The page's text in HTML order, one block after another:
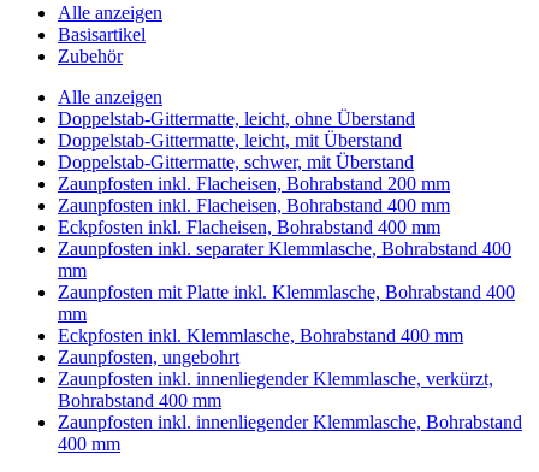
Alle anzeigen
Basisartikel
Zubehör
Alle anzeigen
Doppelstab-Gittermatte, leicht, ohne Überstand
Doppelstab-Gittermatte, leicht, mit Überstand
Doppelstab-Gittermatte, schwer, mit Überstand
Zaunpfosten inkl. Flacheisen, Bohrabstand 200 mm
Zaunpfosten inkl. Flacheisen, Bohrabstand 400 mm
Eckpfosten inkl. Flacheisen, Bohrabstand 400 mm
Zaunpfosten inkl. separater Klemmlasche, Bohrabstand 400
mm
Zaunpfosten mit Platte inkl. Klemmlasche, Bohrabstand 400
mm
Eckpfosten inkl. Klemmlasche, Bohrabstand 400 mm
Zaunpfosten, ungebohrt
Zaunpfosten inkl. innenliegender Klemmlasche, verkürzt,
Bohrabstand 400 mm
Zaunpfosten inkl. innenliegender Klemmlasche, Bohrabstand
400 mm